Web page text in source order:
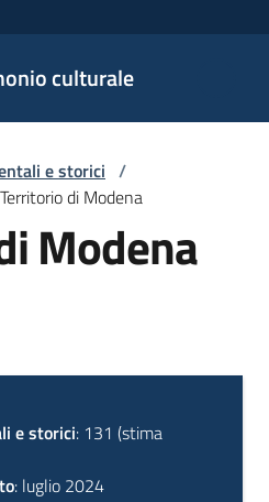
culturale
e storici /
Territorio di Modena
Modena
e storici: 131 (stima
: luglio 2024